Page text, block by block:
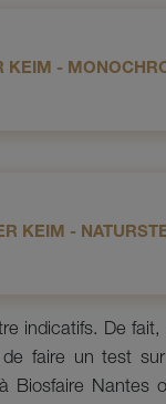
KEIM -
KEIM -
indicatifs. De
faire un test
Biosfaire Nantes